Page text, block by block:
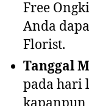
Free
Anda
Florist.
Tanggal
pada hari